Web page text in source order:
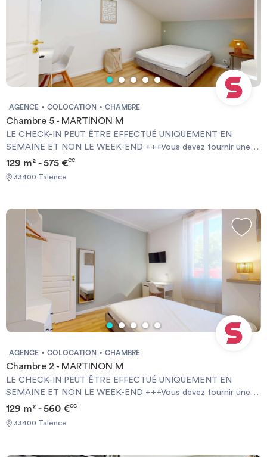
AGENCE COLOCATION CHAMBRE
Chambre 5 - MARTINON M
LE CHECK-IN PEUT ÊTRE EFFECTUÉ UNIQUEMENT EN
SEMAINE ET NON LE WEEK-END +++Vous devez fournir une
Garantie Visale obligatoirement et une assurance habitation+++
[ENG] CHECK-IN CAN ONLY BE DONE ON WEEKDAYS AND
NOT AT WEEKENDS +++You must provide a Visale Guarantee
129 m² - 575 €CC
33400 Talence
AGENCE COLOCATION CHAMBRE
Chambre 2 - MARTINON M
LE CHECK-IN PEUT ÊTRE EFFECTUÉ UNIQUEMENT EN
SEMAINE ET NON LE WEEK-END +++Vous devez fournir une
Garantie Visale obligatoirement et une assurance habitation+++
[ENG] CHECK-IN CAN ONLY BE DONE ON WEEKDAYS AND
NOT AT WEEKENDS +++You must provide a Visale Guarantee
129 m² - 560 €CC
33400 Talence